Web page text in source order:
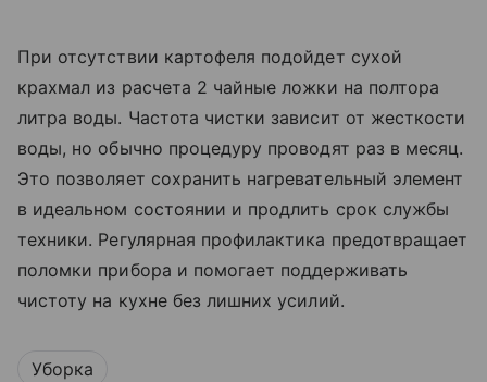
При отсутствии картофеля подойдет сухой
крахмал из расчета 2 чайные ложки на полтора
литра воды. Частота чистки зависит от жесткости
воды, но обычно процедуру проводят раз в месяц.
Это позволяет сохранить нагревательный элемент
в идеальном состоянии и продлить срок службы
техники. Регулярная профилактика предотвращает
поломки прибора и помогает поддерживать
чистоту на кухне без лишних усилий.
Уборка